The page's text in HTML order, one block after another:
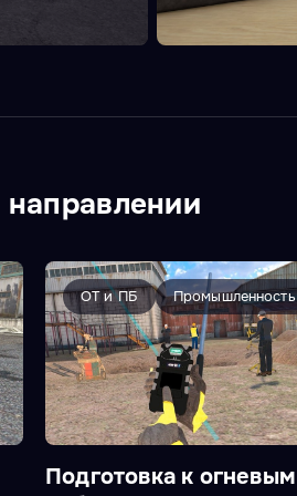
ОТ и ПБ Промышленность
Подготовка к огневым